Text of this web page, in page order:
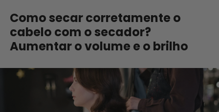
Como secar corretamente o
cabelo com o secador?
Aumentar o volume e o brilho